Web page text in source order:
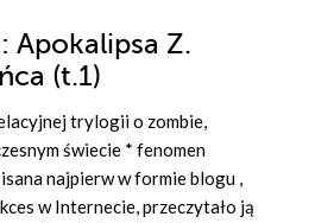
: Apokalipsa Z.
(t.1)
trylogii o zombie,
świecie * fenomen
najpierw w formie blogu ,
w Internecie, przeczytało ją